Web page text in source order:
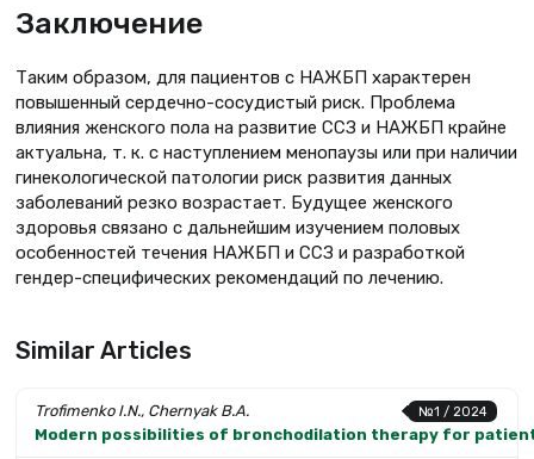
Заключение
Таким образом, для пациентов с НАЖБП характерен
повышенный сердечно-сосудистый риск. Проблема
влияния женского пола на развитие ССЗ и НАЖБП крайне
актуальна, т. к. с наступлением менопаузы или при наличии
гинекологической патологии риск развития данных
заболеваний резко возрастает. Будущее женского
здоровья связано с дальнейшим изучением половых
особенностей течения НАЖБП и ССЗ и разработкой
гендер-специфических рекомендаций по лечению.
Similar Articles
№1 / 2024
Trofimenko I.N., Chernyak B.A.
Modern possibilities of bronchodilation therapy for